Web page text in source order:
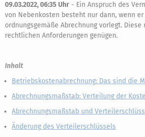
09.03.2022, 06:35 Uhr - Ein Anspruch des
von Nebenkosten besteht nur dann, wenn
ordnungsgemäße Abrechnung vorlegt.
rechtlichen Anforderungen genügen.
Inhalt
Betriebskostenabrechnung: Das sind die
Abrechnungsmaßstab: Verteilung der
Abrechnungsmaßstab und
Änderung des Verteilerschlüssels